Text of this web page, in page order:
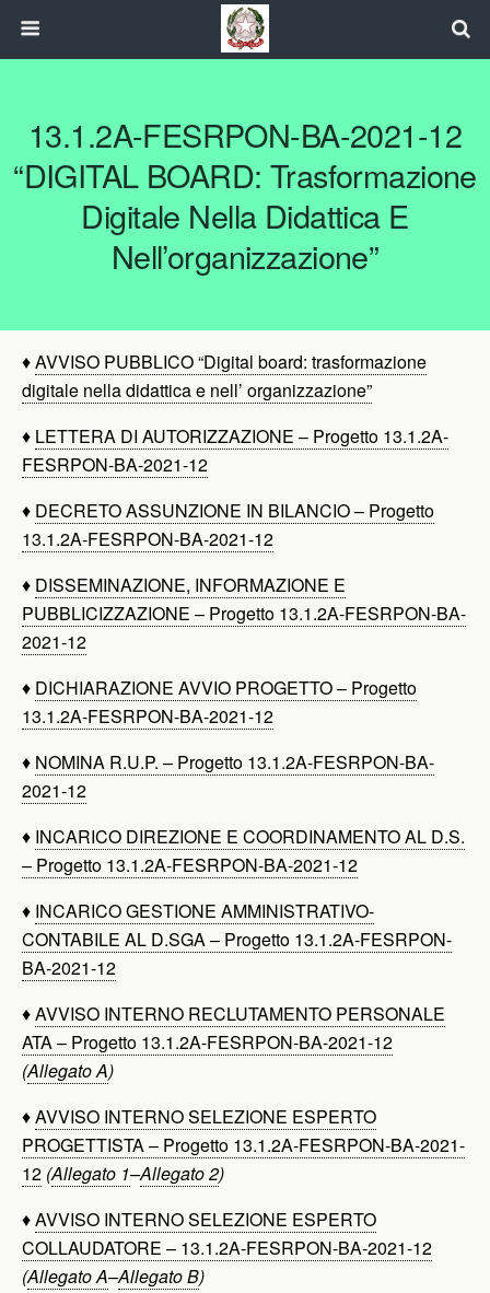
13.1.2A-FESRPON-BA-2021-12
“DIGITAL BOARD: Trasformazione
Digitale Nella Didattica E
Nell’organizzazione”
♦AVVISO PUBBLICO “Digital board: trasformazione
digitale nella didattica e nell’ organizzazione”
♦ LETTERA DI AUTORIZZAZIONE – Progetto 13.1.2A-
FESRPON-BA-2021-12
♦ DECRETO ASSUNZIONE IN BILANCIO – Progetto
13.1.2A-FESRPON-BA-2021-12
♦ DISSEMINAZIONE, INFORMAZIONE E
PUBBLICIZZAZIONE – Progetto 13.1.2A-FESRPON-BA-
2021-12
♦ DICHIARAZIONE AVVIO PROGETTO – Progetto
13.1.2A-FESRPON-BA-2021-12
♦ NOMINA R.U.P. – Progetto 13.1.2A-FESRPON-BA-
2021-12
♦ INCARICO DIREZIONE E COORDINAMENTO AL D.S.
– Progetto 13.1.2A-FESRPON-BA-2021-12
♦ INCARICO GESTIONE AMMINISTRATIVO-
CONTABILE AL D.SGA – Progetto 13.1.2A-FESRPON-
BA-2021-12
♦AVVISO INTERNO RECLUTAMENTO PERSONALE
ATA – Progetto 13.1.2A-FESRPON-BA-2021-12
(Allegato A)
♦AVVISO INTERNO SELEZIONE ESPERTO
PROGETTISTA – Progetto 13.1.2A-FESRPON-BA-2021-
12 (Allegato 1–Allegato 2)
♦AVVISO INTERNO SELEZIONE ESPERTO
COLLAUDATORE – 13.1.2A-FESRPON-BA-2021-12
(Allegato A–Allegato B)